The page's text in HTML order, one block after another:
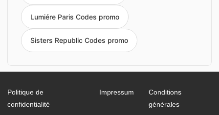
Lumiére Paris Codes promo
Sisters Republic Codes promo
Politique de
confidentialité
Impressum
Conditions
générales